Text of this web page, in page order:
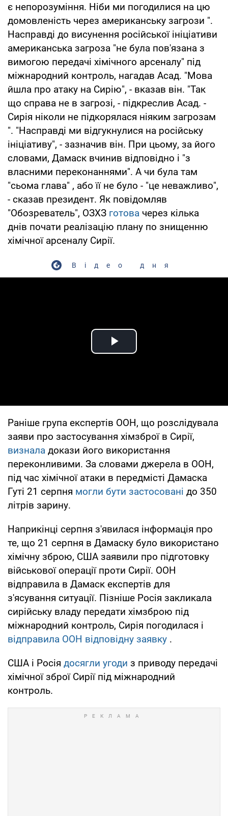
є непорозуміння. Ніби ми погодилися на цю
домовленість через американську загрози ".
Насправді до висунення російської ініціативи
американська загроза "не була пов'язана з
вимогою передачі хімічного арсеналу" під
міжнародний контроль, нагадав Асад. "Мова
йшла про атаку на Сирію", - вказав він. "Так
що справа не в загрозі, - підкреслив Асад. -
Сирія ніколи не підкорялася ніяким загрозам
". "Насправді ми відгукнулися на російську
ініціативу", - зазначив він. При цьому, за його
словами, Дамаск вчинив відповідно і "з
власними переконаннями". А чи була там
"сьома глава" , або її не було - "це неважливо",
- сказав президент. Як повідомляв
"Обозреватель", ОЗХЗ готова через кілька
днів почати реалізацію плану по знищенню
хімічної арсеналу Сирії.
Відео дня
Play Video
Раніше група експертів ООН, що розслідувала
заяви про застосування хімзброї в Сирії,
визнала докази його використання
переконливими. За словами джерела в ООН,
під час хімічної атаки в передмісті Дамаска
Гуті 21 серпня могли бути застосовані до 350
літрів зарину.
Наприкінці серпня з'явилася інформація про
те, що 21 серпня в Дамаску було використано
хімічну зброю, США заявили про підготовку
військової операції проти Сирії. ООН
відправила в Дамаск експертів для
з'ясування ситуації. Пізніше Росія закликала
сирійську владу передати хімзброю під
міжнародний контроль, Сирія погодилася і
відправила ООН відповідну заявку .
США і Росія досягли угоди з приводу передачі
хімічної зброї Сирії під міжнародний
контроль.